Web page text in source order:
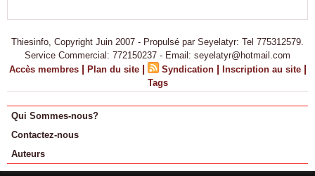
Thiesinfo, Copyright Juin 2007 - Propulsé par Seyelatyr: Tel 775312579.
Service Commercial: 772150237 - Email: seyelatyr@hotmail.com
Accès membres | Plan du site | Syndication | Inscription au site |
Tags
Qui Sommes-nous?
Contactez-nous
Auteurs